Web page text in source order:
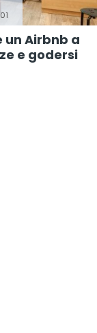
un Airbnb a
e godersi